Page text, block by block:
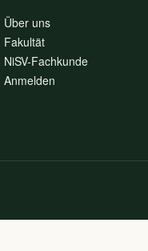
Über uns
Fakultät
NiSV-Fachkunde
Anmelden